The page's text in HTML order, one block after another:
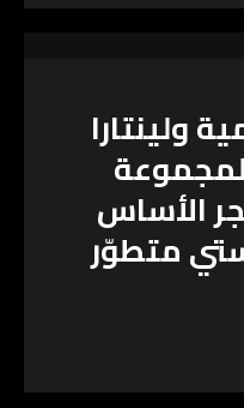
ولينتارا
لمجموعة
الأساس
متطوّر